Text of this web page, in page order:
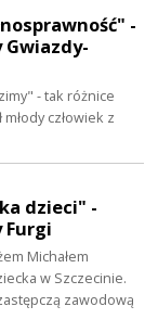
-
Gwiazdy-
- tak różnice
człowiek z
dzieci" -
Furgi
Michałem
w Szczecinie.
zawodową